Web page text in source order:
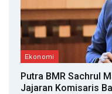
Ekonomi
Putra BMR Sachrul
Jajaran Komisaris